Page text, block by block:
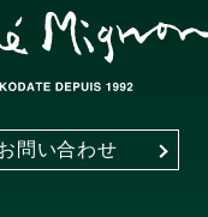
問い合わせ